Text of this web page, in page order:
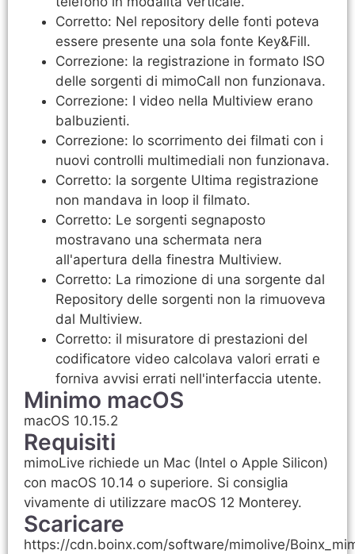
Corretto: Nel repository delle fonti poteva
essere presente una sola fonte Key&Fill.
Correzione: la registrazione in formato ISO
delle sorgenti di mimoCall non funzionava.
Correzione: I video nella Multiview erano
balbuzienti.
Correzione: lo scorrimento dei filmati con i
nuovi controlli multimediali non funzionava.
Corretto: la sorgente Ultima registrazione
non mandava in loop il filmato.
Corretto: Le sorgenti segnaposto
mostravano una schermata nera
all'apertura della finestra Multiview.
Corretto: La rimozione di una sorgente dal
Repository delle sorgenti non la rimuoveva
dal Multiview.
Corretto: il misuratore di prestazioni del
codificatore video calcolava valori errati e
forniva avvisi errati nell'interfaccia utente.
Minimo macOS
macOS 10.15.2
Requisiti
mimoLive richiede un Mac (Intel o Apple Silicon)
con macOS 10.14 o superiore. Si consiglia
vivamente di utilizzare macOS 12 Monterey.
Scaricare
https://cdn.boinx.com/software/mimolive/